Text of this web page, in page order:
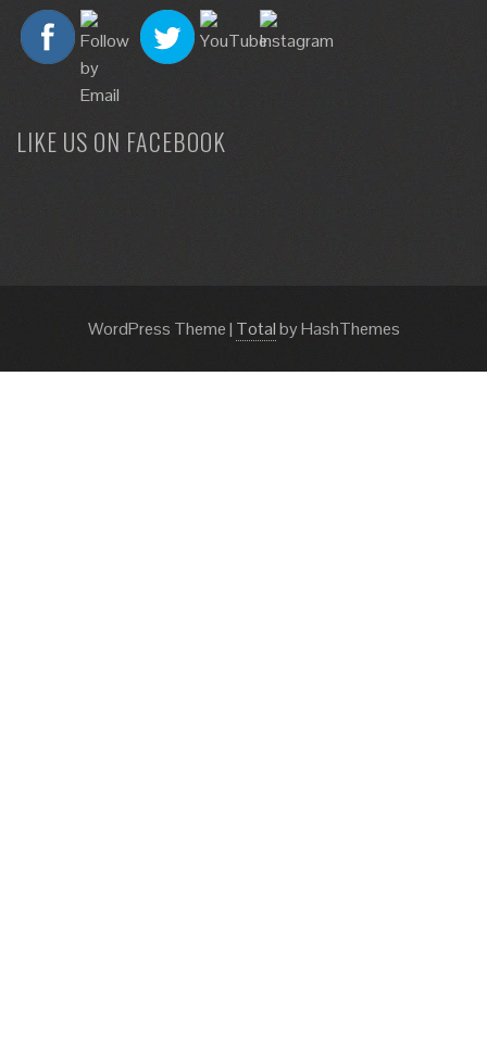
LIKE US ON FACEBOOK
WordPress Theme| Totalby HashThemes